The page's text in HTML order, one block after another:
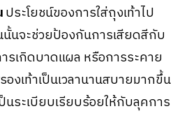
ประโยชน์ของการใส่ถุงเท้าไป
นั้นจะช่วยป้องกันการเสียดสีกับ
รเกิดบาดแผล หรือการระคาย
องเท้าเป็นเวลานานสบายมากขึ้น
นระเบียบเรียบร้อยให้กับลุคการ